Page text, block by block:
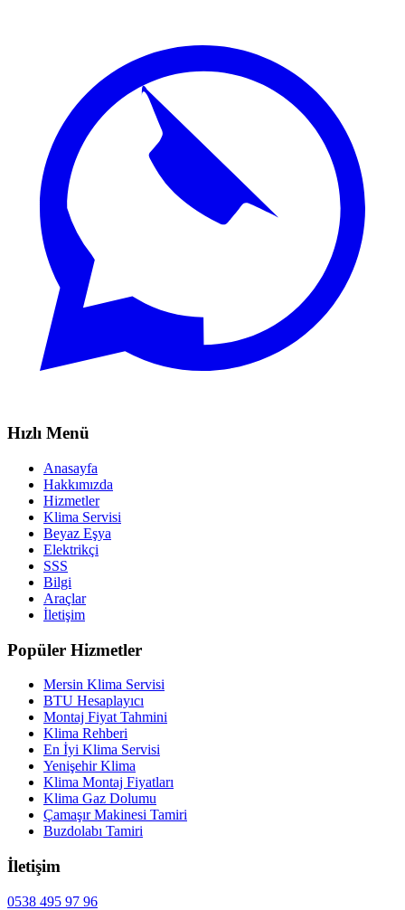
Hızlı Menü
Anasayfa
Hakkımızda
Hizmetler
Klima Servisi
Beyaz Eşya
Elektrikçi
SSS
Bilgi
Araçlar
İletişim
Popüler Hizmetler
Mersin Klima Servisi
BTU Hesaplayıcı
Montaj Fiyat Tahmini
Klima Rehberi
En İyi Klima Servisi
Yenişehir Klima
Klima Montaj Fiyatları
Klima Gaz Dolumu
Çamaşır Makinesi Tamiri
Buzdolabı Tamiri
İletişim
0538 495 97 96